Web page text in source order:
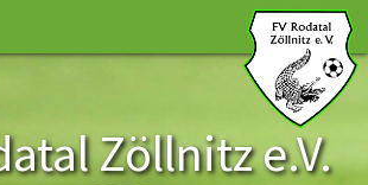
Zöllnitz e.V.